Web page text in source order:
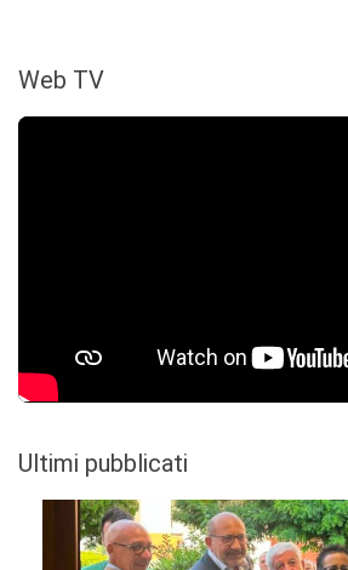
Web TV
Ultimi pubblicati